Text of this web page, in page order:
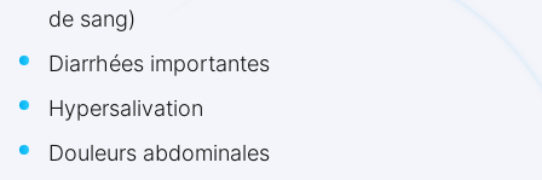
de sang)
Diarrhées importantes
Hypersalivation
Douleurs abdominales